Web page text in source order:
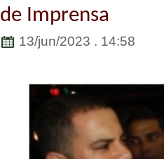
de Imprensa
13/jun/2023 . 14:58